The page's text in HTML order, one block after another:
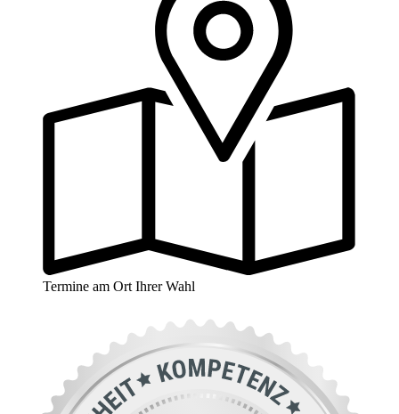
Termine am Ort Ihrer Wahl